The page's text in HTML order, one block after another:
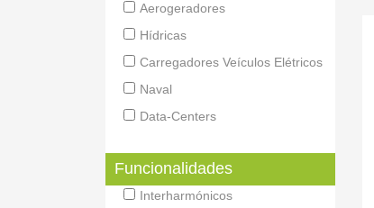
Aerogeradores
Hídricas
Carregadores Veículos Elétricos
Naval
Data-Centers
Funcionalidades
Interharmónicos